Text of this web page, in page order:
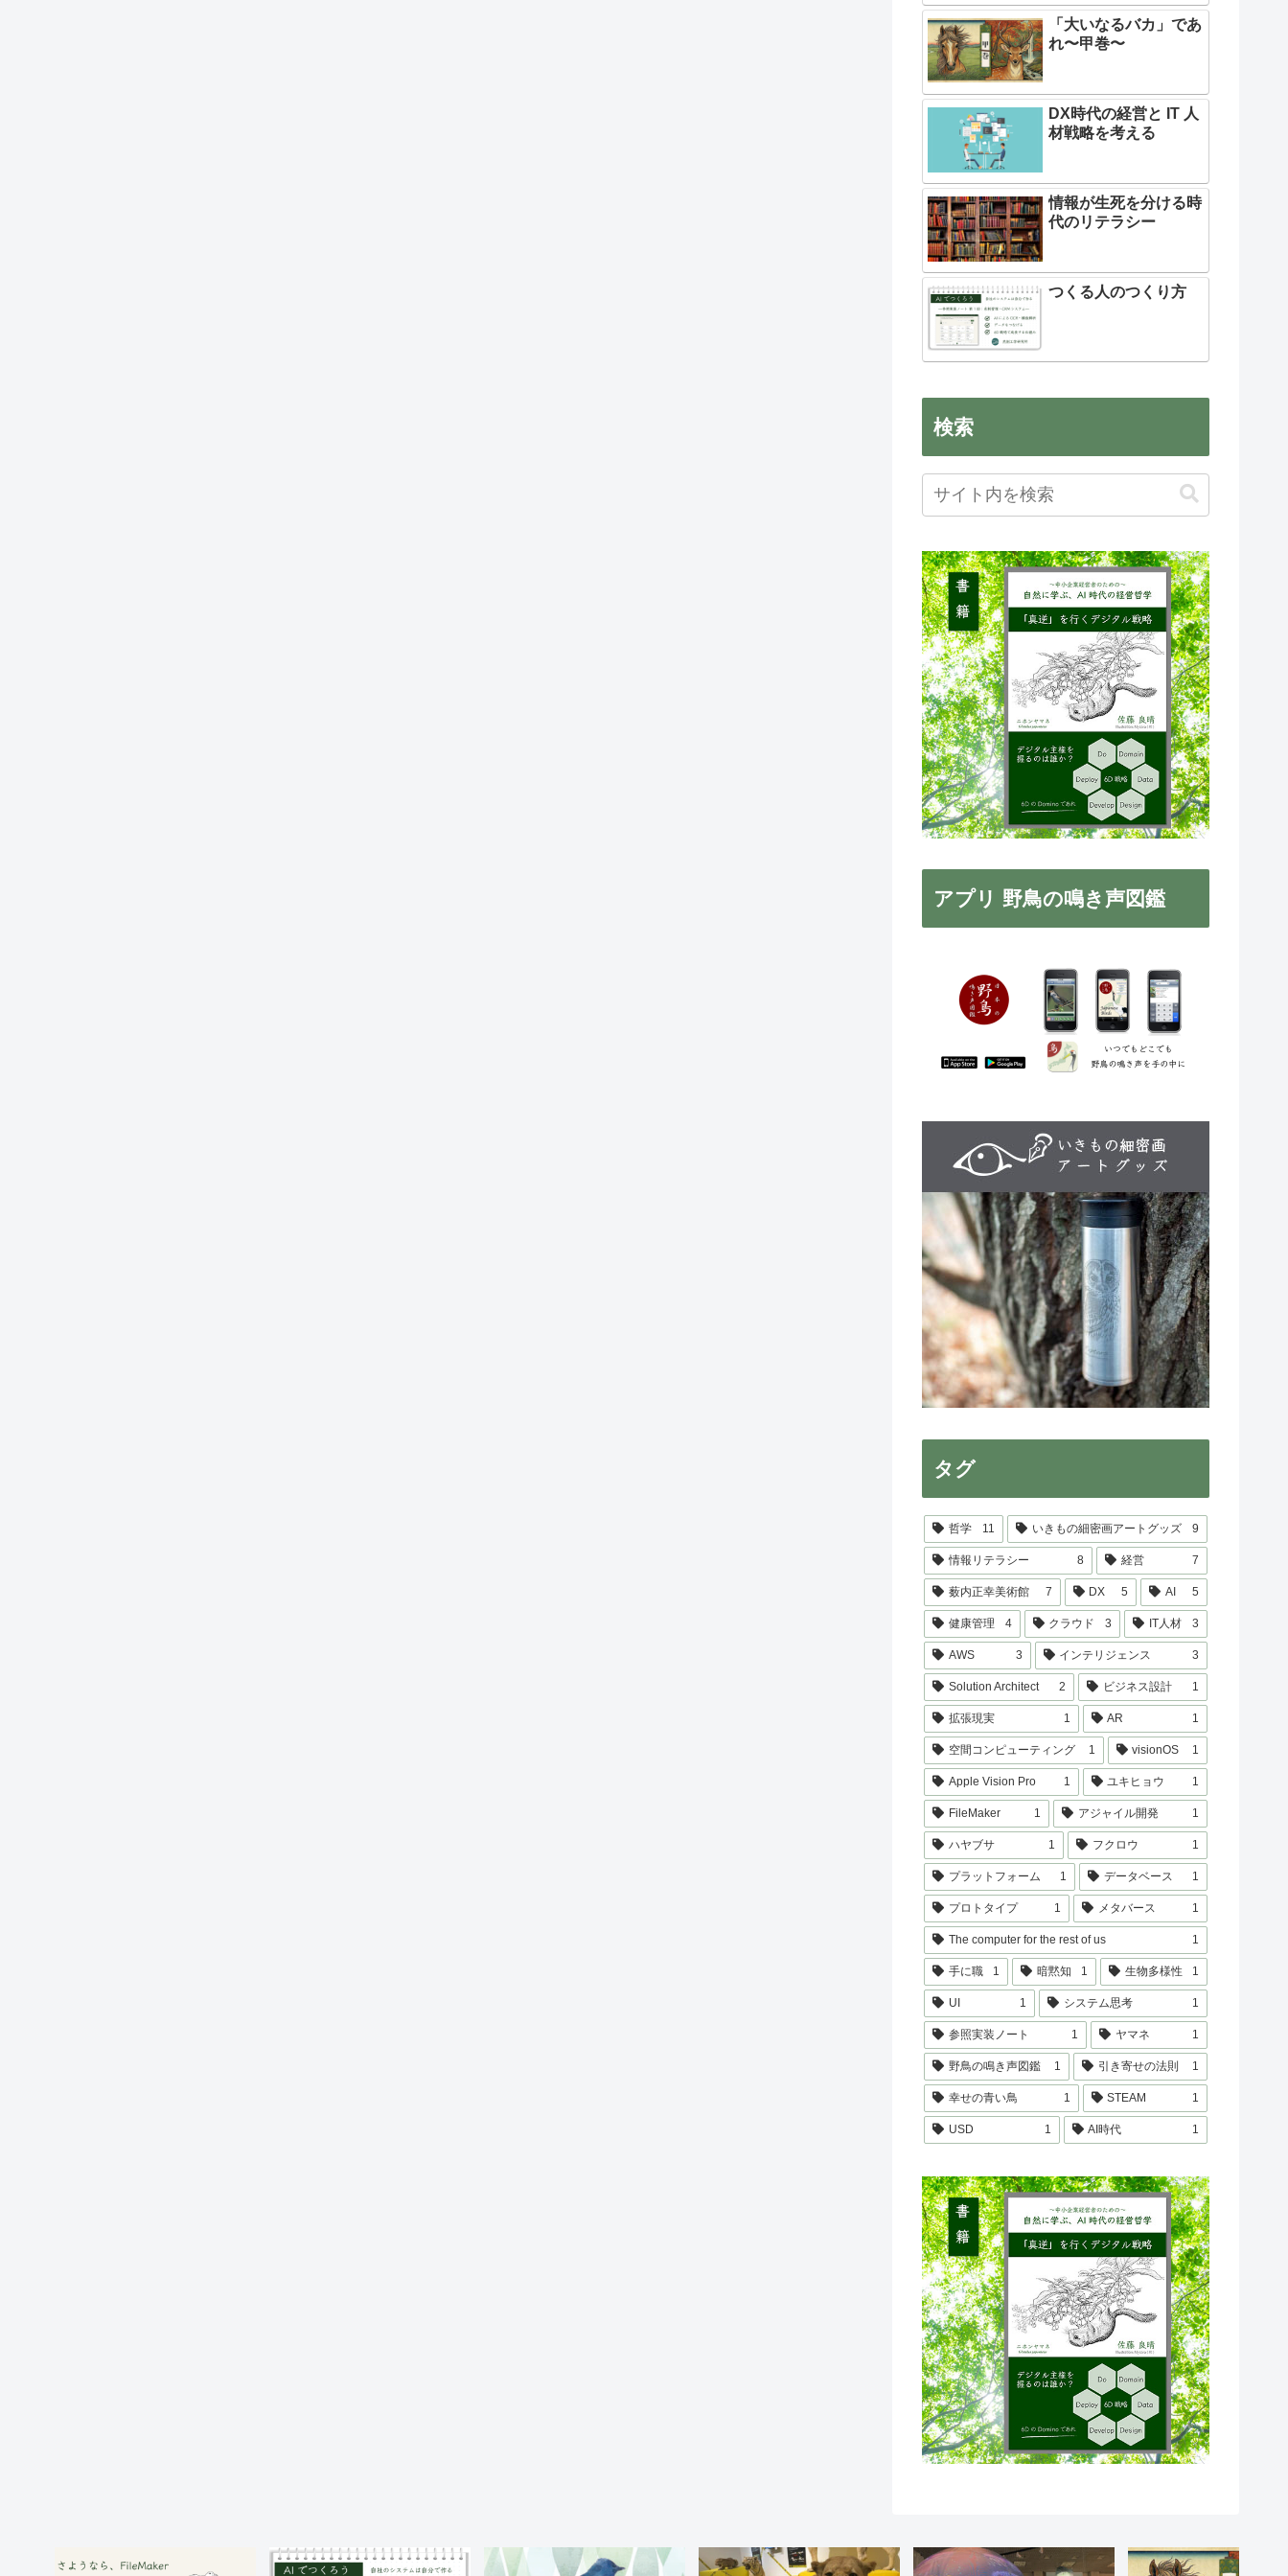
「大いなるバカ」であ
れ〜甲巻〜
DX時代の経営と IT 人
材戦略を考える
情報が生死を分ける時
代のリテラシー
つくる人のつくり方
検索
アプリ 野鳥の鳴き声図鑑
タグ
哲学 11 いきもの細密画アートグッズ 9
情報リテラシー 8 経営 7
薮内正幸美術館 7 DX 5 AI 5
健康管理 4 クラウド 3 IT人材 3
AWS 3 インテリジェンス 3
Solution Architect 2 ビジネス設計 1
拡張現実 1 AR 1
空間コンピューティング 1 visionOS 1
Apple Vision Pro 1 ユキヒョウ 1
FileMaker 1 アジャイル開発 1
ハヤブサ 1 フクロウ 1
プラットフォーム 1 データベース 1
プロトタイプ 1 メタバース 1
The computer for the rest of us 1
手に職 1 暗黙知 1 生物多様性 1
UI 1 システム思考 1
参照実装ノート 1 ヤマネ 1
野鳥の鳴き声図鑑 1 引き寄せの法則 1
幸せの青い鳥 1 STEAM 1
USD 1 AI時代 1